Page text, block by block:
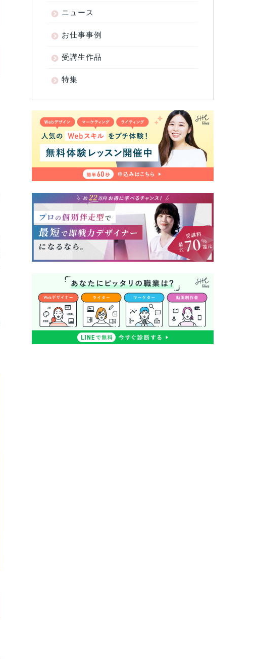
ニュース
お仕事事例
受講生作品
特集